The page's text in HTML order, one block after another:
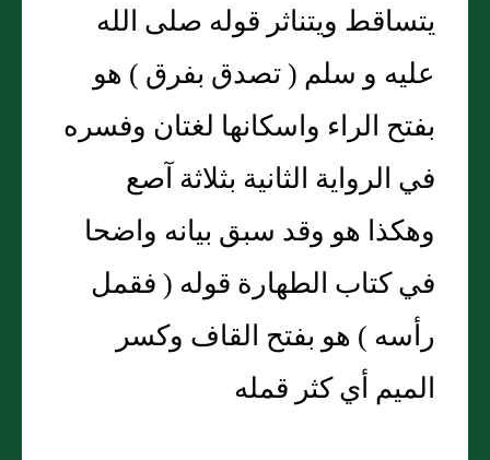
يتساقط ويتناثر قوله صلى الله
عليه و سلم ( تصدق بفرق ) هو
بفتح الراء واسكانها لغتان وفسره
في الرواية الثانية بثلاثة آصع
وهكذا هو وقد سبق بيانه واضحا
في كتاب الطهارة قوله ( فقمل
رأسه ) هو بفتح القاف وكسر
الميم أي كثر قمله